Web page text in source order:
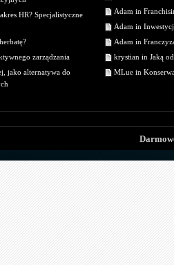
HR? Specjalistyczne
zarządzania
jako alternatywa do
Adam in
Adam in
Adam in
krystian in Jaką
MLue in